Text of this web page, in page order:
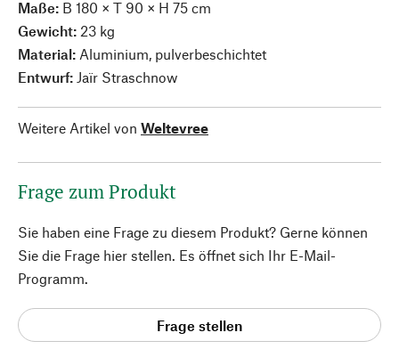
Maße: B 180 × T 90 × H 75 cm
Gewicht: 23 kg
Material: Aluminium, pulverbeschichtet
Entwurf: Jaïr Straschnow
Weitere Artikel von Weltevree
Frage zum Produkt
Sie haben eine Frage zu diesem Produkt? Gerne können
Sie die Frage hier stellen. Es öffnet sich Ihr E-Mail-
Programm.
Frage stellen